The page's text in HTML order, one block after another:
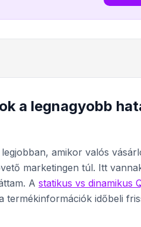
a legnagyobb
amikor valós
marketingen túl. Itt
A statikus vs dinamikus
termékinformációk időbeli